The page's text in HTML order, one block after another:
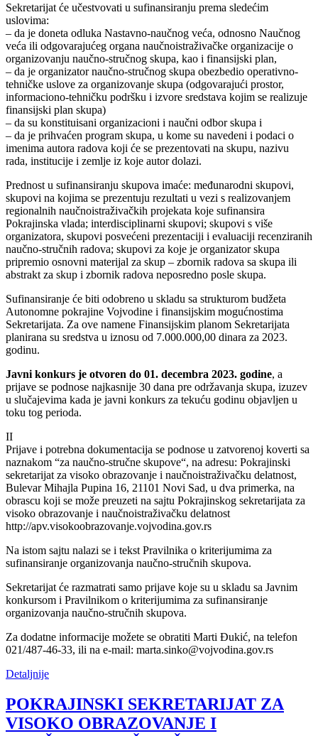
Sekretarijat će učestvovati u sufinansiranju prema sledećim
uslovima:
– da je doneta odluka Nastavno-naučnog veća, odnosno Naučnog
veća ili odgovarajućeg organa naučnoistraživačke organizacije o
organizovanju naučno-stručnog skupa, kao i finansijski plan,
– da je organizator naučno-stručnog skupa obezbedio operativno-
tehničke uslove za organizovanje skupa (odgovarajući prostor,
informaciono-tehničku podršku i izvore sredstava kojim se realizuje
finansijski plan skupa)
– da su konstituisani organizacioni i naučni odbor skupa i
– da je prihvaćen program skupa, u kome su navedeni i podaci o
imenima autora radova koji će se prezentovati na skupu, nazivu
rada, institucije i zemlje iz koje autor dolazi.
Prednost u sufinansiranju skupova imaće: međunarodni skupovi,
skupovi na kojima se prezentuju rezultati u vezi s realizovanjem
regionalnih naučnoistraživačkih projekata koje sufinansira
Pokrajinska vlada; interdisciplinarni skupovi; skupovi s više
organizatora, skupovi posvećeni prezentaciji i evaluaciji recenziranih
naučno-stručnih radova; skupovi za koje je organizator skupa
pripremio osnovni materijal za skup – zbornik radova sa skupa ili
abstrakt za skup i zbornik radova neposredno posle skupa.
Sufinansiranje će biti odobreno u skladu sa strukturom budžeta
Autonomne pokrajine Vojvodine i finansijskim mogućnostima
Sekretarijata. Za ove namene Finansijskim planom Sekretarijata
planirana su sredstva u iznosu od 7.000.000,00 dinara za 2023.
godinu.
Javni konkurs je otvoren do 01. decembra 2023. godine, a
prijave se podnose najkasnije 30 dana pre održavanja skupa, izuzev
u slučajevima kada je javni konkurs za tekuću godinu objavljen u
toku tog perioda.
II
Prijave i potrebna dokumentacija se podnose u zatvorenoj koverti sa
naznakom “za naučno-stručne skupove“, na adresu: Pokrajinski
sekretarijat za visoko obrazovanje i naučnoistraživačku delatnost,
Bulevar Mihajla Pupina 16, 21101 Novi Sad, u dva primerka, na
obrascu koji se može preuzeti na sajtu Pokrajinskog sekretarijata za
visoko obrazovanje i naučnoistraživačku delatnost
http://apv.visokoobrazovanje.vojvodina.gov.rs
Na istom sajtu nalazi se i tekst Pravilnika o kriterijumima za
sufinansiranje organizovanja naučno-stručnih skupova.
Sekretarijat će razmatrati samo prijave koje su u skladu sa Javnim
konkursom i Pravilnikom o kriterijumima za sufinansiranje
organizovanja naučno-stručnih skupova.
Za dodatne informacije možete se obratiti Marti Đukić, na telefon
021/487-46-33, ili na e-mail: marta.sinko@vojvodina.gov.rs
Detaljnije
POKRAJINSKI SEKRETARIJAT ZA
VISOKO OBRAZOVANJE I